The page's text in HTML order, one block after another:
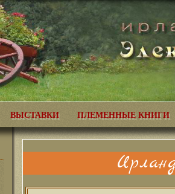
ВЫСТАВКИ ПЛЕМЕННЫЕ КНИГИ